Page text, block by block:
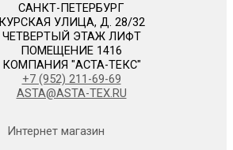
САНКТ-ПЕТЕРБУРГ
КУРСКАЯ УЛИЦА, Д. 28/32
ЧЕТВЕРТЫЙ ЭТАЖ ЛИФТ
ПОМЕЩЕНИЕ 1416
КОМПАНИЯ "АСТА-ТЕКС"
+7 (952) 211-69-69
ASTA@ASTA-TEX.RU
Интернет магазин